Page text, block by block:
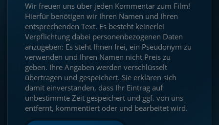
Wir freuen uns über jeden Kommentar zum Film!
Hierfür benötigen wir Ihren Namen und Ihren
entsprechenden Text. Es besteht keinerlei
Verpflichtung dabei personenbezogenen Daten
anzugeben: Es steht Ihnen frei, ein Pseudonym zu
verwenden und Ihren Namen nicht Preis zu
geben. Ihre Angaben werden verschlüsselt
übertragen und gespeichert. Sie erklären sich
damit einverstanden, dass Ihr Eintrag auf
unbestimmte Zeit gespeichert und ggf. von uns
entfernt, kommentiert oder und bearbeitet wird.